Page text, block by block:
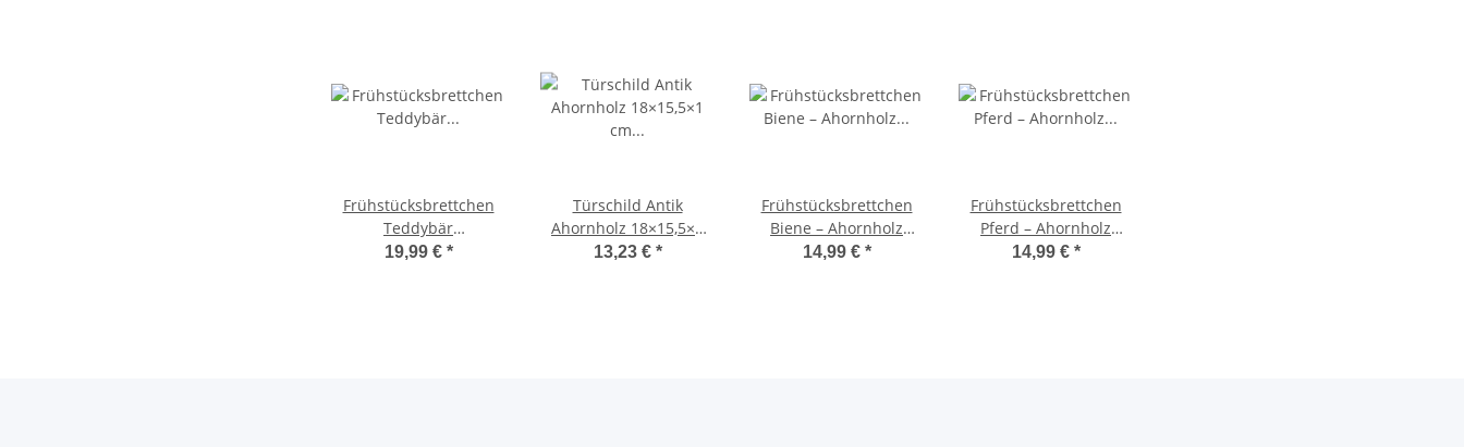
Frühstücksbrettchen
Teddybär
personalisiert –
19,99 € *
Türschild Antik
Ahornholz 18×15,5×1
cm Herz – Blanko
13,23 € *
Frühstücksbrettchen
Biene – Ahornholz
25×16×1,5 cm
14,99 € *
Frühstücksbrettchen
Pferd – Ahornholz
25×16×1,5 cm
14,99 € *